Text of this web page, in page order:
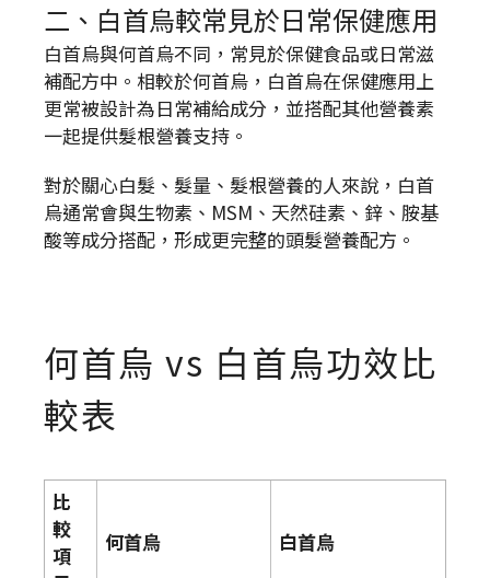
二、白首烏較常見於日常保健應用
白首烏與何首烏不同，常見於保健食品或日常滋
補配方中。相較於何首烏，白首烏在保健應用上
更常被設計為日常補給成分，並搭配其他營養素
一起提供髮根營養支持。
對於關心白髮、髮量、髮根營養的人來說，白首
烏通常會與生物素、MSM、天然硅素、鋅、胺基
酸等成分搭配，形成更完整的頭髮營養配方。
何首烏 vs 白首烏功效比
較表
比
較
項
何首烏 白首烏